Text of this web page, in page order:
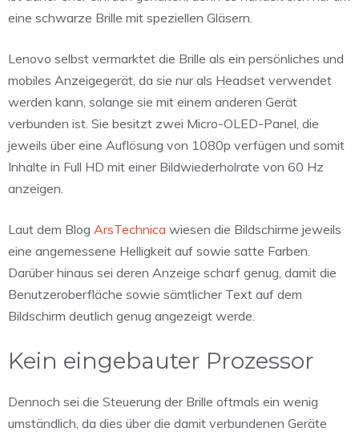
eine schwarze Brille mit speziellen Gläsern.
Lenovo selbst vermarktet die Brille als ein persönliches und
mobiles Anzeigegerät, da sie nur als Headset verwendet
werden kann, solange sie mit einem anderen Gerät
verbunden ist. Sie besitzt zwei Micro-OLED-Panel, die
jeweils über eine Auflösung von 1080p verfügen und somit
Inhalte in Full HD mit einer Bildwiederholrate von 60 Hz
anzeigen.
Laut dem Blog ArsTechnica wiesen die Bildschirme jeweils
eine angemessene Helligkeit auf sowie satte Farben.
Darüber hinaus sei deren Anzeige scharf genug, damit die
Benutzeroberfläche sowie sämtlicher Text auf dem
Bildschirm deutlich genug angezeigt werde.
Kein eingebauter Prozessor
Dennoch sei die Steuerung der Brille oftmals ein wenig
umständlich, da dies über die damit verbundenen Geräte